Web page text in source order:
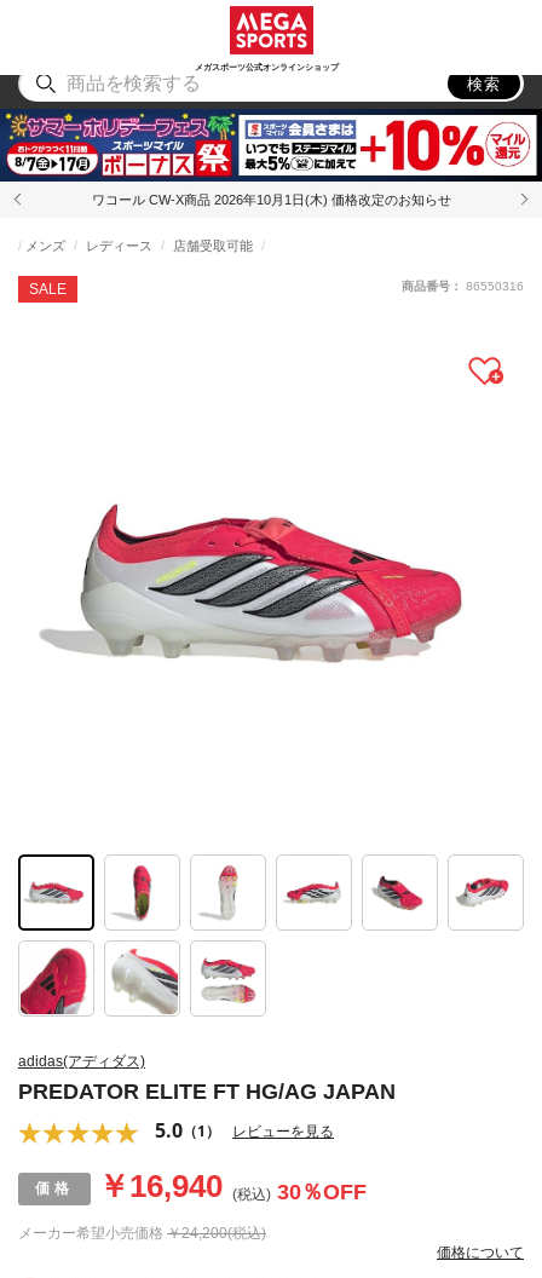
メガスポーツ公式オンラインショップ
アウトドア
検索
ワコール CW-X商品 2026年10月1日(木) 価格改定のお知らせ
adidas(アディダス)
PREDATOR ELITE FT HG/AG JAPAN
5.0 （1） レビューを見る
SALE
メンズ レディース 店舗受取可能
メーカー希望小売価格 ￥24,200(税込)
￥16,940 (税込) 30％OFF
価格について
商品番号： 86550316